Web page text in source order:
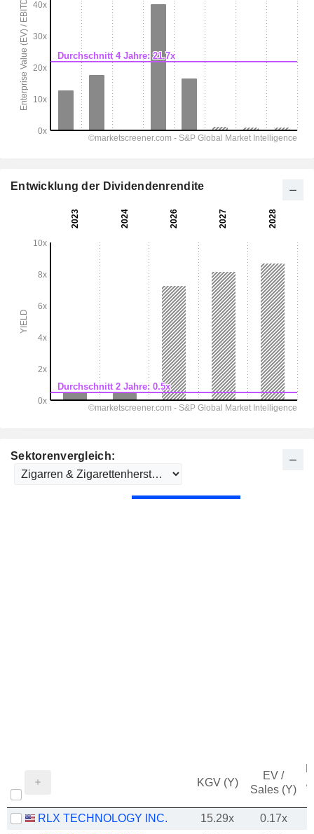
Sektorenvergleich:
KGV (Y)
EV /
Sales (Y)
/
RLX TECHNOLOGY INC. 15.29x
0.17x
Entwicklung der Dividendenrendite